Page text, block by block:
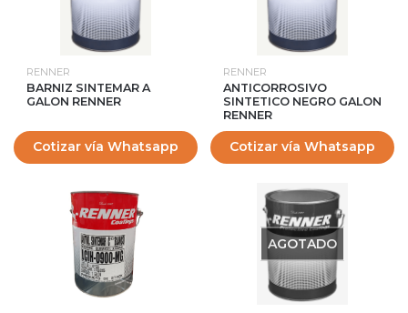
RENNER
BARNIZ SINTEMAR A
GALON RENNER
Cotizar vía Whatsapp
RENNER
ANTICORROSIVO
SINTETICO NEGRO GALON
RENNER
Cotizar vía Whatsapp
AGOTADO